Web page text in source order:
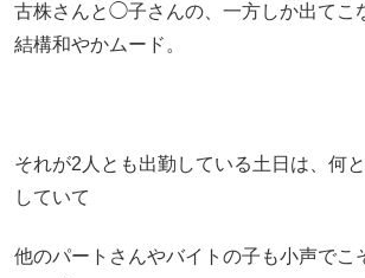
古株さんと◯子さんの、一方しか出てこ
結構和やかムード。
それが2人とも出勤している土日は、何
していて
他のパートさんやバイトの子も小声でこ